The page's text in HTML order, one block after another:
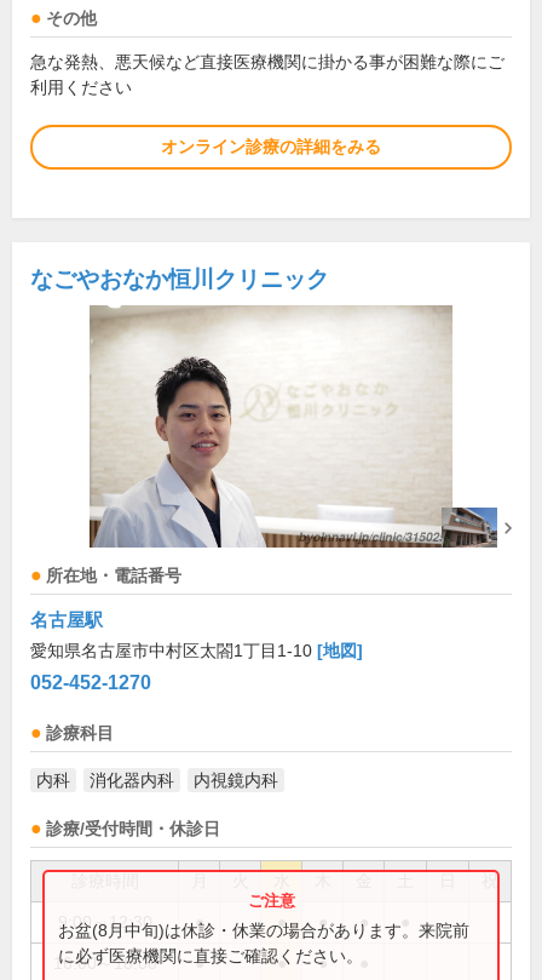
その他
急な発熱、悪天候など直接医療機関に掛かる事が困難な際にご
利用ください
オンライン診療の詳細をみる
なごやおなか恒川クリニック
所在地・電話番号
名古屋駅
愛知県名古屋市中村区太閤1丁目1-10 [地図]
052-452-1270
診療科目
内科 消化器内科 内視鏡内科
診療/受付時間・休診日
祝
9:00～12:30 ● ● ● ●
16:00～18:00 ● ● ●
お盆(8月中旬)は休診・休業の場合があります。来院前
に必ず医療機関に直接ご確認ください。